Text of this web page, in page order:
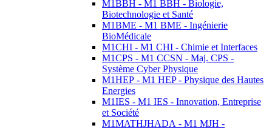
M1BBH - M1 BBH - Biologie,
Biotechnologie et Santé
M1BME - M1 BME - Ingénierie
BioMédicale
M1CHI - M1 CHI - Chimie et Interfaces
M1CPS - M1 CCSN - Maj. CPS -
Système Cyber Physique
M1HEP - M1 HEP - Physique des Hautes
Energies
M1IES - M1 IES - Innovation, Entreprise
et Société
M1MATHJHADA - M1 MJH -